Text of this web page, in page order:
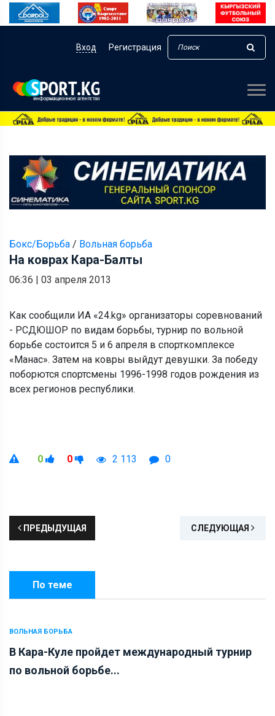
Вход Регистрация
Бокс/Борьба / Вольная борьба
На коврах Кара-Балты
06:36 | 03 апреля 2013
Как сообщили ИА «24.kg» организаторы соревнований
- РСДЮШОР по видам борьбы, турнир по вольной
борьбе состоится 5 и 6 апреля в спорткомплексе
«Манас». Затем на ковры выйдут девушки. За победу
поборются спортсмены 1996-1998 годов рождения из
всех регионов республики.
0 0 2 113 0
ПРЕДЫДУЩАЯ СЛЕДУЮЩАЯ
По теме
ВОЛЬНАЯ БОРЬБА
В Кара-Куле пройдет международный турнир
по вольной борьбе...